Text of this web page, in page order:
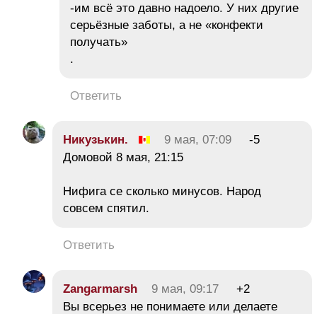
-им всё это давно надоело. У них другие
серьёзные заботы, а не «конфекти
получать»
.
Ответить
Никузькин. 9 мая, 07:09
-5
Домовой 8 мая, 21:15
Нифига се сколько минусов. Народ
совсем спятил.
Ответить
Zangarmarsh 9 мая, 09:17
+2
Вы всерьез не понимаете или делаете